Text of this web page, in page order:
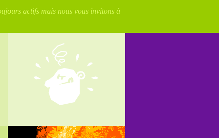
actifs mais nous vous invitons à